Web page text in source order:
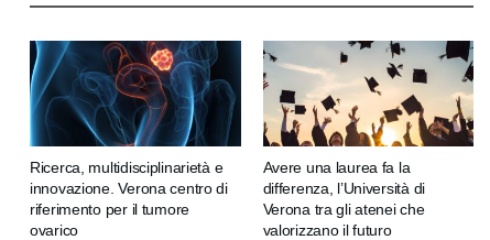
Ricerca, multidisciplinarietà e
innovazione. Verona centro di
riferimento per il tumore
ovarico
Avere una laurea fa la
differenza, l’Università di
Verona tra gli atenei che
valorizzano il futuro